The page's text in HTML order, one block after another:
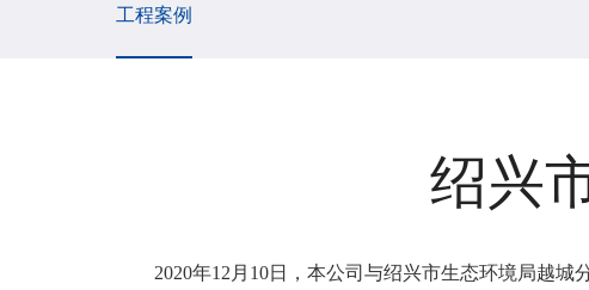
工程案例
绍兴
2020年12月10日，本公司与绍兴市生态环境局越